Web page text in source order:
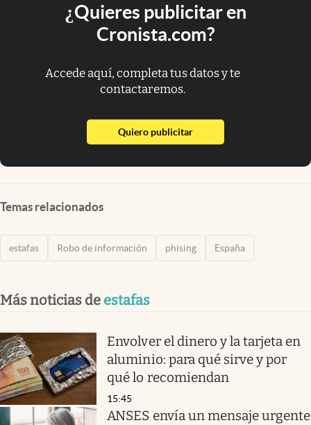
¿Quieres publicitar en
Cronista.com?
Accede aquí, completa tus datos y te
contactaremos.
Quiero publicitarabre en nueva pestaña
Temas relacionados
estafas Robo de información phising España
Más noticias de estafas
Envolver el dinero y la tarjeta en
aluminio: para qué sirve y por
qué lo recomiendan
15:45
ANSES envía un mensaje urgente